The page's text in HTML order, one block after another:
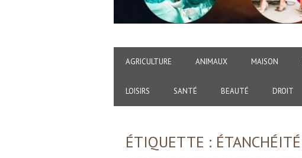
AGRICULTURE ANIMAUX MAISON
LOISIRS SANTÉ BEAUTÉ DROIT
ÉTIQUETTE : ÉTANCHÉITÉ